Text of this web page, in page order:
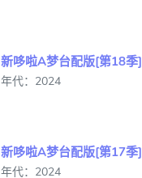
新哆啦A梦台配版[第18季]
年代：2024
新哆啦A梦台配版[第17季]
年代：2024